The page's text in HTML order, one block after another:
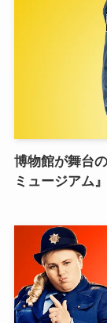
博物館が舞台
ミュージアム